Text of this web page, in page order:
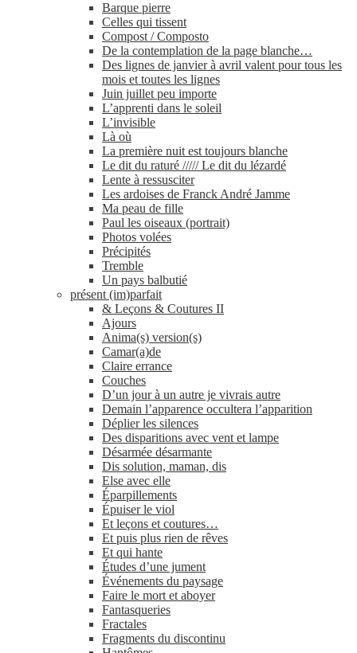
Barque pierre
Celles qui tissent
Compost / Composto
De la contemplation de la page blanche…
Des lignes de janvier à avril valent pour tous les
mois et toutes les lignes
Juin juillet peu importe
L’apprenti dans le soleil
L’invisible
Là où
La première nuit est toujours blanche
Le dit du raturé ///// Le dit du lézardé
Lente à ressusciter
Les ardoises de Franck André Jamme
Ma peau de fille
Paul les oiseaux (portrait)
Photos volées
Précipités
Tremble
Un pays balbutié
présent (im)parfait
& Leçons & Coutures II
Ajours
Anima(s) version(s)
Camar(a)de
Claire errance
Couches
D’un jour à un autre je vivrais autre
Demain l’apparence occultera l’apparition
Déplier les silences
Des disparitions avec vent et lampe
Désarmée désarmante
Dis solution, maman, dis
Else avec elle
Éparpillements
Épuiser le viol
Et leçons et coutures…
Et puis plus rien de rêves
Et qui hante
Études d’une jument
Événements du paysage
Faire le mort et aboyer
Fantasqueries
Fractales
Fragments du discontinu